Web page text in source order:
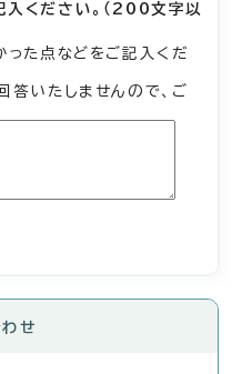
入ください。（200文字以
った点などをご記入くだ
答いたしませんので、ご
せ